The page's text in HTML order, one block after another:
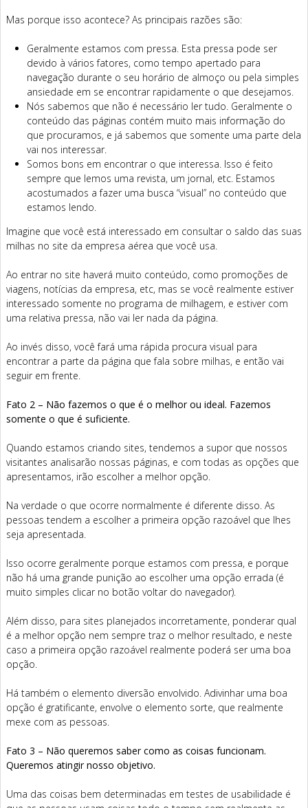
Mas porque isso acontece? As principais razões são:
Geralmente estamos com pressa. Esta pressa pode ser
devido à vários fatores, como tempo apertado para
navegação durante o seu horário de almoço ou pela simples
ansiedade em se encontrar rapidamente o que desejamos.
Nós sabemos que não é necessário ler tudo. Geralmente o
conteúdo das páginas contém muito mais informação do
que procuramos, e já sabemos que somente uma parte dela
vai nos interessar.
Somos bons em encontrar o que interessa. Isso é feito
sempre que lemos uma revista, um jornal, etc. Estamos
acostumados a fazer uma busca “visual” no conteúdo que
estamos lendo.
Imagine que você está interessado em consultar o saldo das suas
milhas no site da empresa aérea que você usa.
Ao entrar no site haverá muito conteúdo, como promoções de
viagens, notícias da empresa, etc, mas se você realmente estiver
interessado somente no programa de milhagem, e estiver com
uma relativa pressa, não vai ler nada da página.
Ao invés disso, você fará uma rápida procura visual para
encontrar a parte da página que fala sobre milhas, e então vai
seguir em frente.
Fato 2 – Não fazemos o que é o melhor ou ideal. Fazemos
somente o que é suficiente.
Quando estamos criando sites, tendemos a supor que nossos
visitantes analisarão nossas páginas, e com todas as opções que
apresentamos, irão escolher a melhor opção.
Na verdade o que ocorre normalmente é diferente disso. As
pessoas tendem a escolher a primeira opção razoável que lhes
seja apresentada.
Isso ocorre geralmente porque estamos com pressa, e porque
não há uma grande punição ao escolher uma opção errada (é
muito simples clicar no botão voltar do navegador).
Além disso, para sites planejados incorretamente, ponderar qual
é a melhor opção nem sempre traz o melhor resultado, e neste
caso a primeira opção razoável realmente poderá ser uma boa
opção.
Há também o elemento diversão envolvido. Adivinhar uma boa
opção é gratificante, envolve o elemento sorte, que realmente
mexe com as pessoas.
Fato 3 – Não queremos saber como as coisas funcionam.
Queremos atingir nosso objetivo.
Uma das coisas bem determinadas em testes de usabilidade é